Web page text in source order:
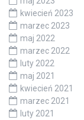
kwiecień 2023
marzec 2023
maj 2022
marzec 2022
luty 2022
maj 2021
kwiecień 2021
marzec 2021
luty 2021